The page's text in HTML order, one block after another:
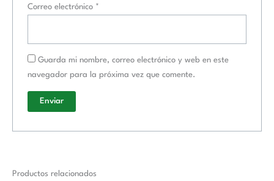
Correo electrónico *
Guarda mi nombre, correo electrónico y web en este
navegador para la próxima vez que comente.
Productos relacionados